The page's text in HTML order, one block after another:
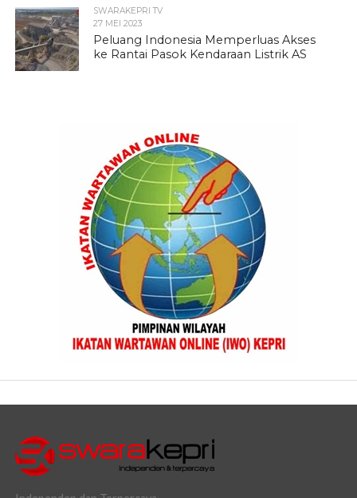
SWARAKEPRI TV
27 MEI 2023
Peluang Indonesia Memperluas Akses
ke Rantai Pasok Kendaraan Listrik AS